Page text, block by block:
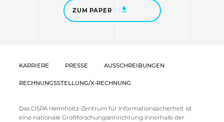
ZUM PAPER
KARRIERE PRESSE AUSSCHREIBUNGEN
RECHNUNGSSTELLUNG/X-RECHNUNG
Das CISPA Helmholtz-Zentrum für Informationssicherheit ist
eine nationale Großforschungseinrichtung innerhalb der